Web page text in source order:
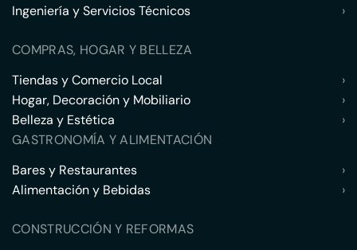
Ingeniería y Servicios Técnicos
›
COMPRAS, HOGAR Y BELLEZA
Tiendas y Comercio Local
›
Hogar, Decoración y Mobiliario
›
Belleza y Estética
›
GASTRONOMÍA Y ALIMENTACIÓN
Bares y Restaurantes
›
Alimentación y Bebidas
›
CONSTRUCCIÓN Y REFORMAS